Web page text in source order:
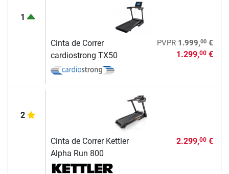
1
Cinta de Correr
cardiostrong TX50
PVPR 1.999,00€
1.299,00€
2
Cinta de Correr Kettler
Alpha Run 800
2.299,00€